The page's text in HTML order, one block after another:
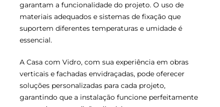
garantam a funcionalidade do projeto. O uso de
materiais adequados e sistemas de fixação que
suportem diferentes temperaturas e umidade é
essencial.
A Casa com Vidro, com sua experiência em obras
verticais e fachadas envidraçadas, pode oferecer
soluções personalizadas para cada projeto,
garantindo que a instalação funcione perfeitamente